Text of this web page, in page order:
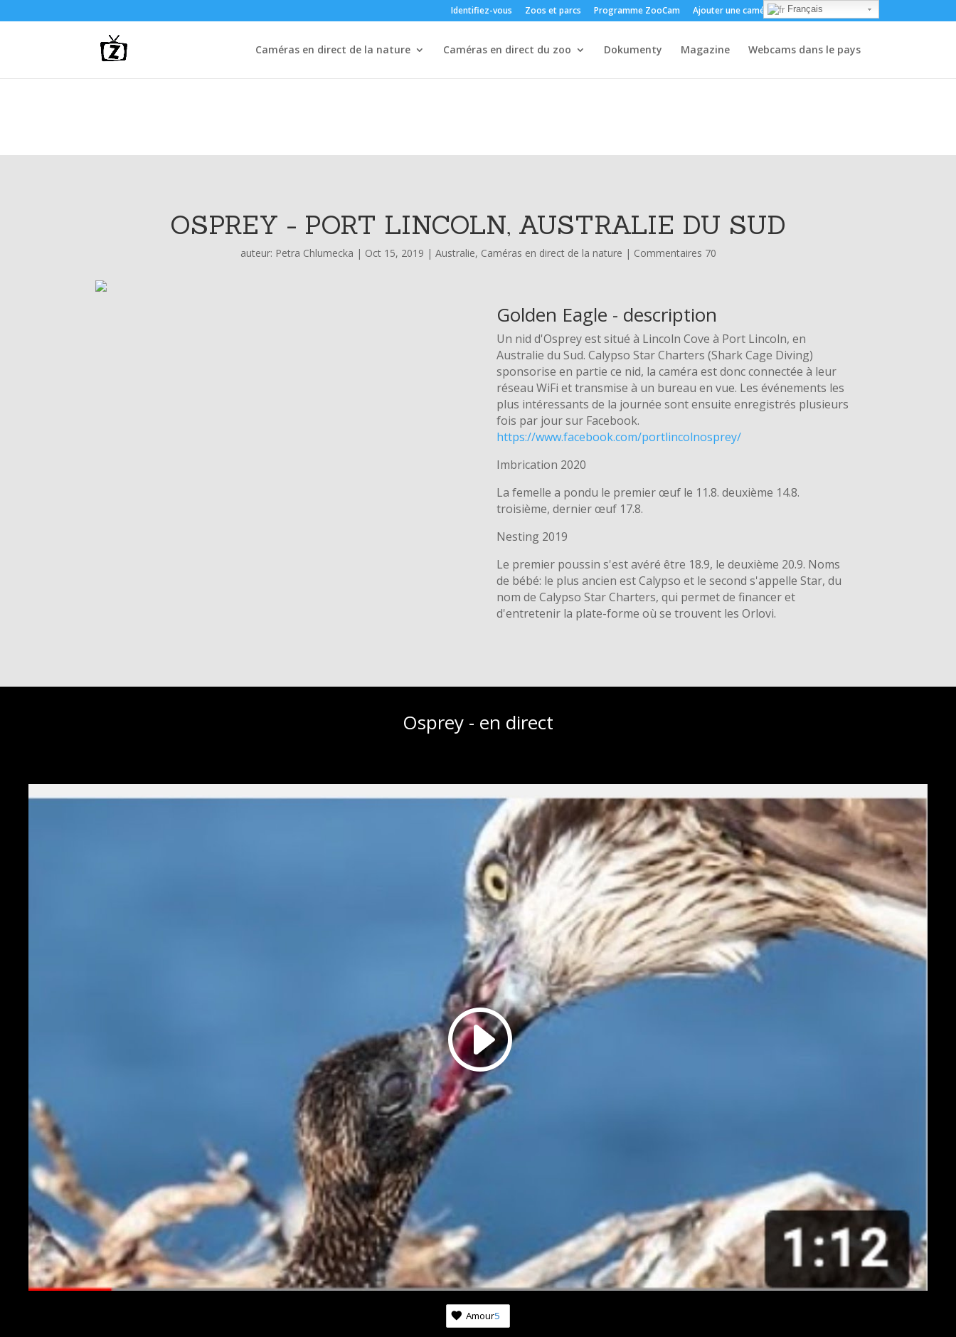
Identifiez-vous Zoos et parcs Programme ZooCam Ajouter une caméra Environ
Caméras en direct de la nature Caméras en direct du zoo Dokumenty Magazine Webcams dans le pays
OSPREY - PORT LINCOLN, AUSTRALIE DU SUD
auteur: Petra Chlumecka | Oct 15, 2019 | Australie, Caméras en direct de la nature | Commentaires 70
Golden Eagle - description
Un nid d'Osprey est situé à Lincoln Cove à Port Lincoln, en
Australie du Sud. Calypso Star Charters (Shark Cage Diving)
sponsorise en partie ce nid, la caméra est donc connectée à leur
réseau WiFi et transmise à un bureau en vue. Les événements les
plus intéressants de la journée sont ensuite enregistrés plusieurs
fois par jour sur Facebook.
https://www.facebook.com/portlincolnosprey/
Imbrication 2020
La femelle a pondu le premier œuf le 11.8. deuxième 14.8.
troisième, dernier œuf 17.8.
Nesting 2019
Le premier poussin s'est avéré être 18.9, le deuxième 20.9. Noms
de bébé: le plus ancien est Calypso et le second s'appelle Star, du
nom de Calypso Star Charters, qui permet de financer et
d'entretenir la plate-forme où se trouvent les Orlovi.
Osprey - en direct
Amour5
Français